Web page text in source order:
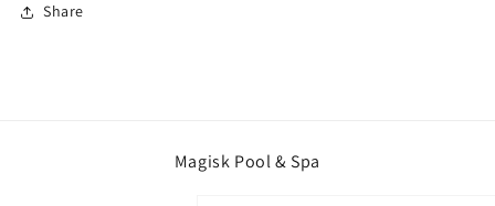
Share
Magisk Pool & Spa